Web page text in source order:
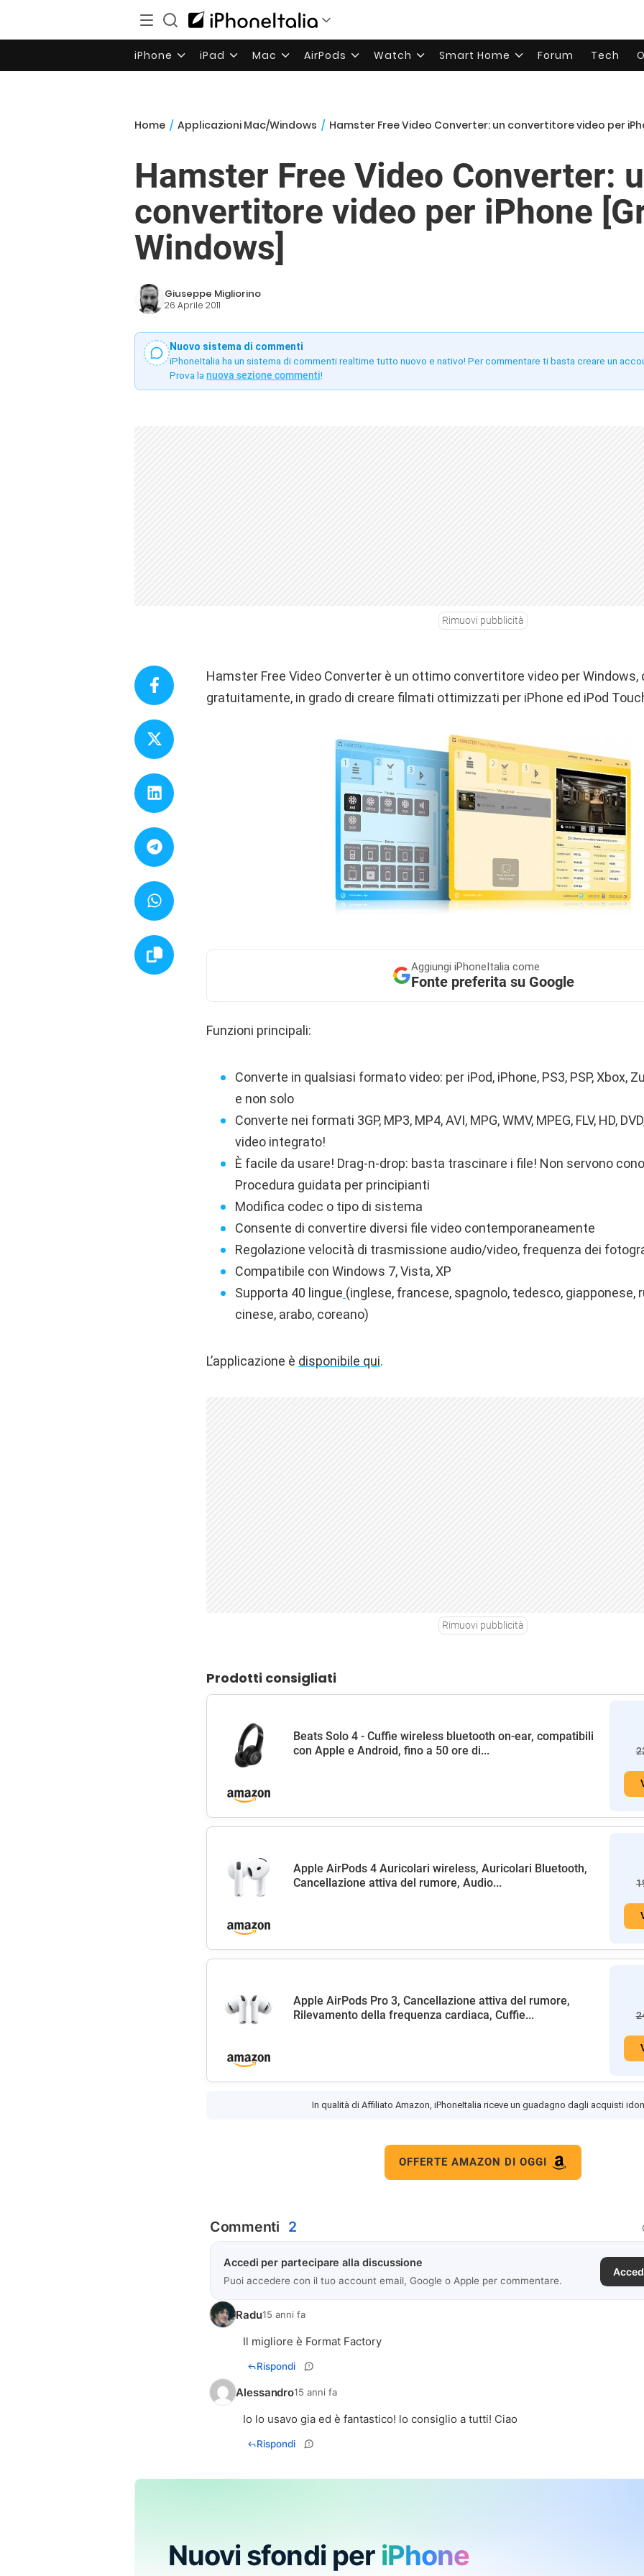
iPhone iPad Mac AirPods Watch Smart Home Forum Tech
Home / Applicazioni Mac/Windows / Hamster Free Video Converter: un convertitore video per
Hamster Free Video Converter:
convertitore video per iPhone
Windows]
Giuseppe Migliorino
26 Aprile 2011
Nuovo sistema di commenti
iPhoneItalia ha un sistema di commenti realtime tutto nuovo e nativo! Per commentare ti basta creare un
Prova la nuova sezione commenti!
Rimuovi pubblicità
Hamster Free Video Converter è un ottimo convertitore video per Windows,
gratuitamente, in grado di creare filmati ottimizzati per iPhone ed iPod
Aggiungi iPhoneItalia come
Fonte preferita su Google
Funzioni principali:
Converte in qualsiasi formato video: per iPod, iPhone, PS3, PSP, Xbox,
e non solo
Converte nei formati 3GP, MP3, MP4, AVI, MPG, WMV, MPEG, FLV, HD,
video integrato!
È facile da usare! Drag-n-drop: basta trascinare i file! Non servono
Procedura guidata per principianti
Modifica codec o tipo di sistema
Consente di convertire diversi file video contemporaneamente
Regolazione velocità di trasmissione audio/video, frequenza dei
Compatibile con Windows 7, Vista, XP
Supporta 40 lingue (inglese, francese, spagnolo, tedesco, giapponese,
cinese, arabo, coreano)
L’applicazione è disponibile qui.
Rimuovi pubblicità
Prodotti consigliati
Beats Solo 4 - Cuffie wireless bluetooth on-ear, compatibili
con Apple e Android, fino a 50 ore di...
Apple AirPods 4 Auricolari wireless, Auricolari Bluetooth,
Cancellazione attiva del rumore, Audio...
Apple AirPods Pro 3, Cancellazione attiva del rumore,
Rilevamento della frequenza cardiaca, Cuffie...
In qualità di Affiliato Amazon, iPhoneItalia riceve un guadagno dagli acquisti
OFFERTE AMAZON DI OGGI
Commenti 2
Accedi per partecipare alla discussione
Puoi accedere con il tuo account email, Google o Apple per commentare.
Radu15 anni fa
Il migliore è Format Factory
Rispondi
Alessandro15 anni fa
Io lo usavo gia ed è fantastico! lo consiglio a tutti! Ciao
Rispondi
Nuovi sfondi per iPhone